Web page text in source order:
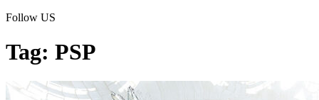
Follow US
Tag: PSP